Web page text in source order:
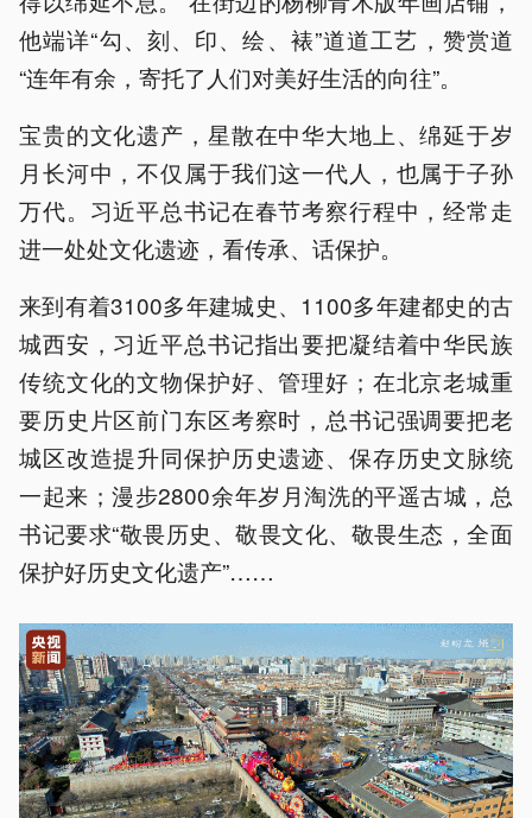
他端详“勾、刻、印、绘、裱”道道工艺，赞赏道
“连年有余，寄托了人们对美好生活的向往”。
宝贵的文化遗产，星散在中华大地上、绵延于岁
月长河中，不仅属于我们这一代人，也属于子孙
万代。习近平总书记在春节考察行程中，经常走
进一处处文化遗迹，看传承、话保护。
来到有着3100多年建城史、1100多年建都史的古
城西安，习近平总书记指出要把凝结着中华民族
传统文化的文物保护好、管理好；在北京老城重
要历史片区前门东区考察时，总书记强调要把老
城区改造提升同保护历史遗迹、保存历史文脉统
一起来；漫步2800余年岁月淘洗的平遥古城，总
书记要求“敬畏历史、敬畏文化、敬畏生态，全面
保护好历史文化遗产”……